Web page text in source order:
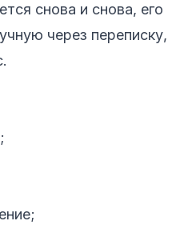
снова и снова, его
через переписку,